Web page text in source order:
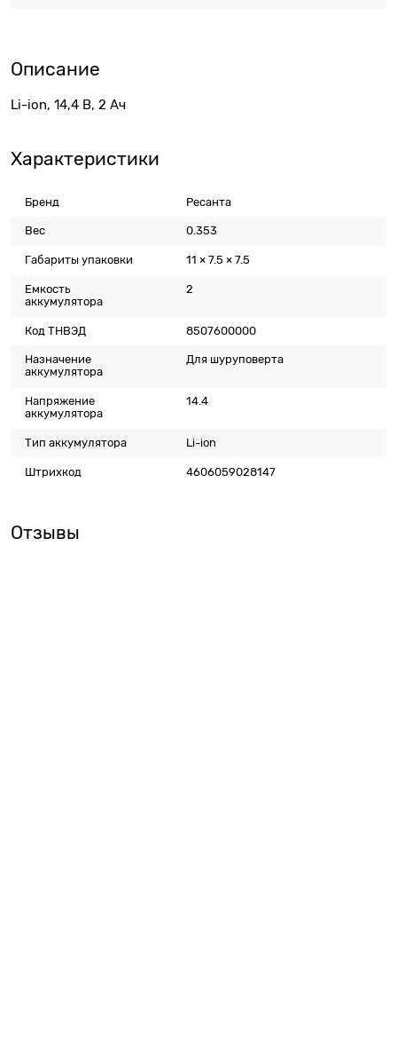
Описание
Li-ion, 14,4 В, 2 Ач
Характеристики
Бренд Ресанта
Вес 0.353
Габариты упаковки 11 × 7.5 × 7.5
Емкость
аккумулятора
2
Код ТНВЭД 8507600000
Назначение
аккумулятора
Для шуруповерта
Напряжение
аккумулятора
14.4
Тип аккумулятора Li-ion
Штрихкод 4606059028147
Отзывы